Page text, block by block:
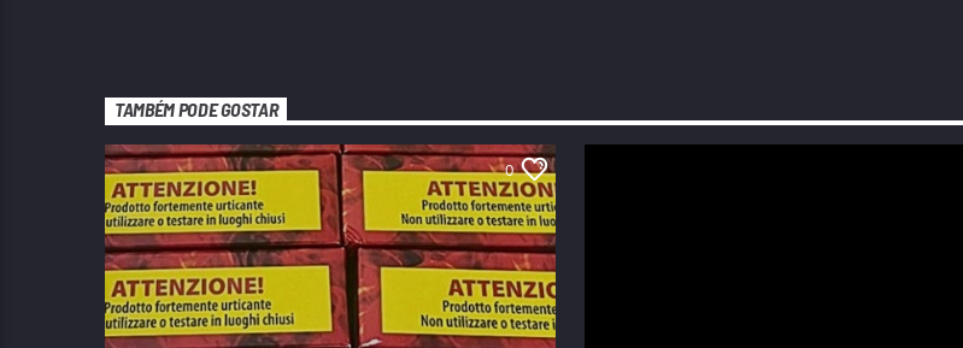
TAMBÉM PODE GOSTAR
0